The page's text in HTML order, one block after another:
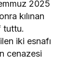
2025
kılınan
tuttu.
iki esnafı
cenazesi